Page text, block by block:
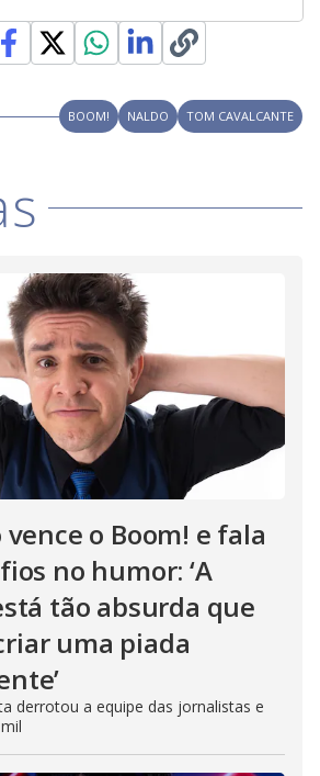
BOOM! NALDO TOM CAVALCANTE
vence o Boom! e fala
no humor: ‘A
tão absurda que
uma piada
derrotou a equipe das jornalistas e